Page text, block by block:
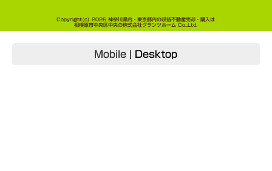
Copyright(c) 2026 神奈川県内・東京都内の収益不動産売却・購入は
相模原市中央区中央の株式会社グランツホーム Co.,Ltd.
Mobile Desktop